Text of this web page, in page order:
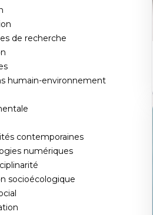
de recherche
humain-environnement
contemporaines
numériques
socioécologique